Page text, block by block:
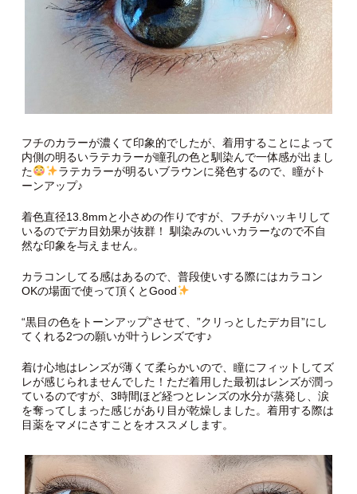
フチのカラーが濃くて印象的でしたが、着用することによって
内側の明るいラテカラーが瞳孔の色と馴染んで一体感が出まし
た
ラテカラーが明るいブラウンに発色するので、瞳がト
ーンアップ♪
着色直径13.8mmと小さめの作りですが、フチがハッキリして
いるのでデカ目効果が抜群！ 馴染みのいいカラーなので不自
然な印象を与えません。
カラコンしてる感はあるので、普段使いする際にはカラコン
OKの場面で使って頂くとGood
“黒目の色をトーンアップ”させて、”クリっとしたデカ目”にし
てくれる2つの願いが叶うレンズです♪
着け心地はレンズが薄くて柔らかいので、瞳にフィットしてズ
レが感じられませんでした！ただ着用した最初はレンズが潤っ
ているのですが、3時間ほど経つとレンズの水分が蒸発し、涙
を奪ってしまった感じがあり目が乾燥しました。着用する際は
目薬をマメにさすことをオススメします。